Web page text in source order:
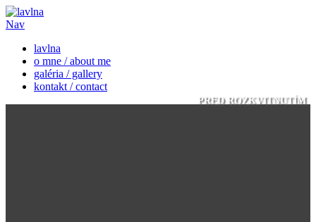
Nav
lavlna
o mne / about me
galéria / gallery
kontakt / contact
PRED ROZKVITNUTÍM